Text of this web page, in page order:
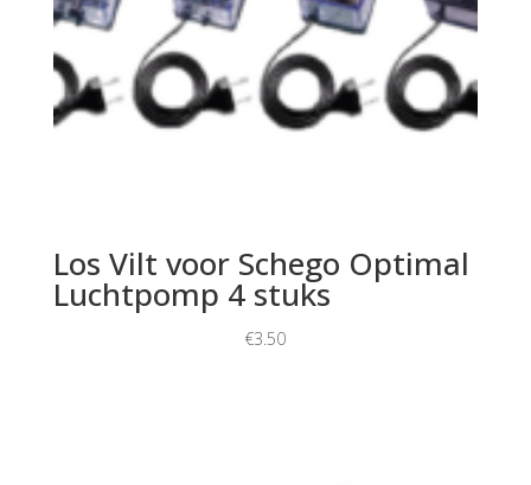
Los Vilt voor Schego Optimal
Luchtpomp 4 stuks
€3.50